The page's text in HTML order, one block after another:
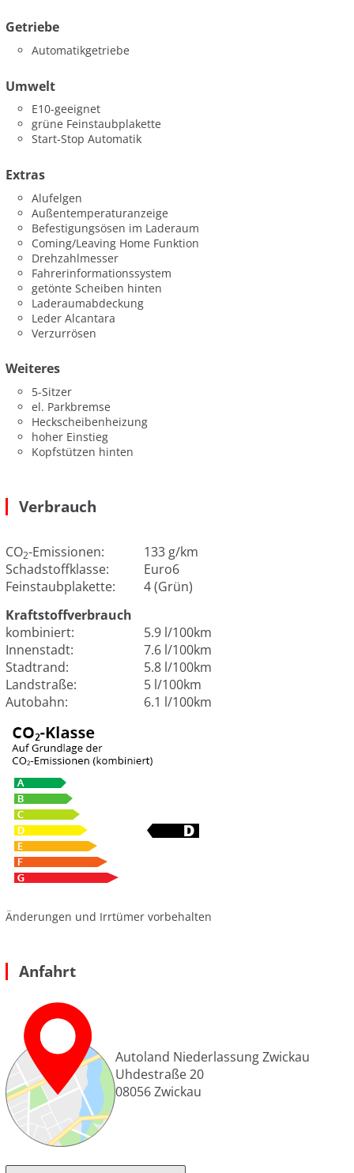
Getriebe
Automatikgetriebe
Umwelt
E10-geeignet
grüne Feinstaubplakette
Start-Stop Automatik
Extras
Alufelgen
Außentemperaturanzeige
Befestigungsösen im Laderaum
Coming/Leaving Home Funktion
Drehzahlmesser
Fahrerinformationssystem
getönte Scheiben hinten
Laderaumabdeckung
Leder Alcantara
Verzurrösen
Weiteres
5-Sitzer
el. Parkbremse
Heckscheibenheizung
hoher Einstieg
Kopfstützen hinten
Verbrauch
CO2-Emissionen:
133 g/km
Schadstoffklasse:
Euro6
Feinstaubplakette:
4 (Grün)
Kraftstoffverbrauch
kombiniert:
5.9 l/100km
Innenstadt:
7.6 l/100km
Stadtrand:
5.8 l/100km
Landstraße:
5 l/100km
Autobahn:
6.1 l/100km
Änderungen und Irrtümer vorbehalten
Anfahrt
Autoland Niederlassung Zwickau
Uhdestraße 20
08056Zwickau